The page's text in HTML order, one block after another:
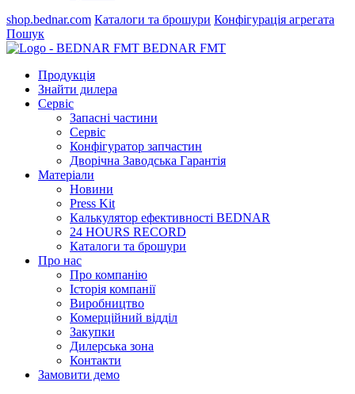
shop.bednar.com Каталоги та брошури Конфігурація агрегата
Пошук
BEDNAR FMT
Продукція
Знайти дилера
Сервіс
Запасні частини
Сервіс
Конфігуратор запчастин
Дворічна Заводська Гарантія
Матеріали
Новини
Press Kit
Калькулятор ефективності BEDNAR
24 HOURS RECORD
Каталоги та брошури
Про нас
Про компанію
Історія компанії
Виробництво
Комерційний відділ
Закупки
Дилерська зона
Контакти
Замовити демо